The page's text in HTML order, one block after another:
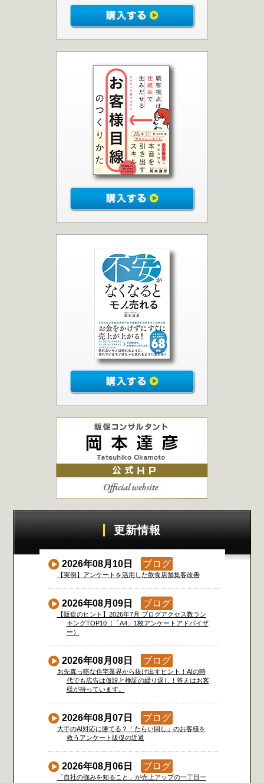
更新情報
2026年08月10日 ブログ
【実例】アンケートを活用した飲食店舗集客改善
2026年08月09日 ブログ
【販促のヒント】2026年7月 ブログアクセス数ラン
キングTOP10（「A4」1枚アンケートアドバイザ
ー）
2026年08月08日 ブログ
お先真っ暗な住宅業界から抜け出すヒント！AIの時
代でも広告は仮説と検証の繰り返し！答えはお客
様が持っています。
2026年08月07日 ブログ
大手のAI対応に勝てる？「たらい回し」のお客様を
救うアンケート販促の近道
2026年08月06日 ブログ
「自社の強みを知ること」が売上アップの一丁目一